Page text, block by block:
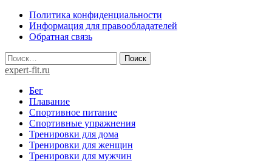
Skip
content
Политика конфиденциальности
Информация для правообладателей
Обратная связь
Найти:
expert-fit.ru
Бег
Плавание
Спортивное питание
Спортивные упражнения
Тренировки для дома
Тренировки для женщин
Тренировки для мужчин